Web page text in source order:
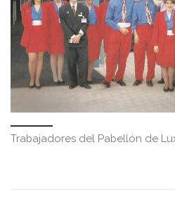
Trabajadores del Pabellón de